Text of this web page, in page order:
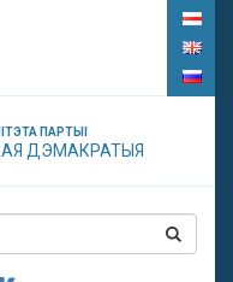
ПАРТЫІ
ДЭМАКРАТЫЯ